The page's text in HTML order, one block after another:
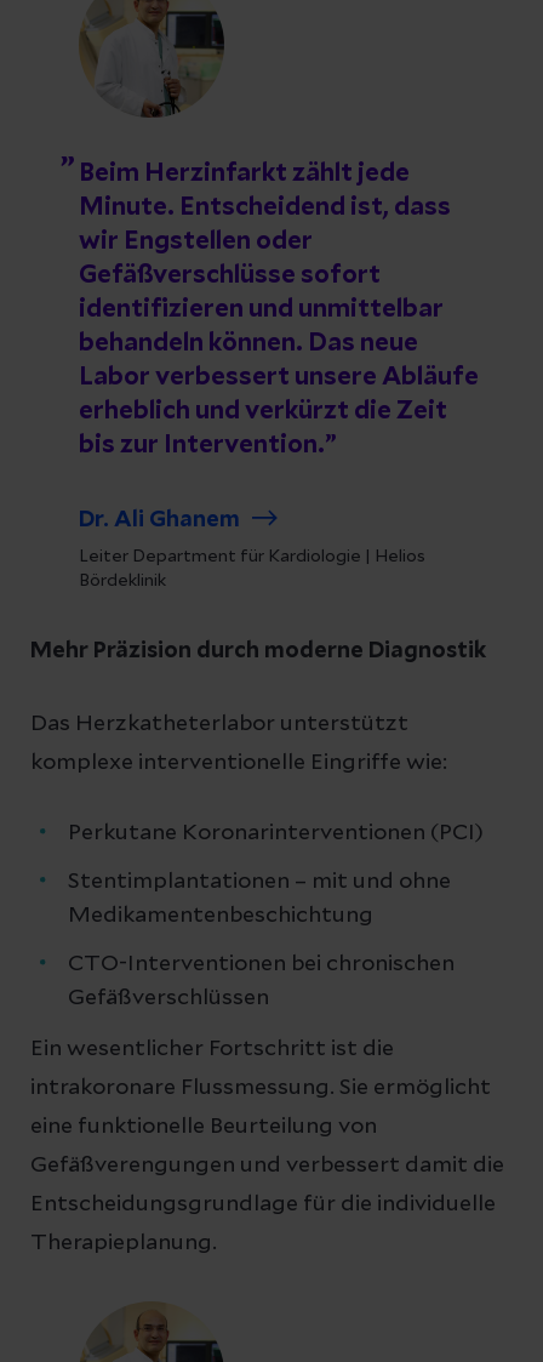
Leiter Department für Kardiologie | Helios
Bördeklinik
Beim Herzinfarkt zählt jede
Minute. Entscheidend ist, dass
wir Engstellen oder
Gefäßverschlüsse sofort
identifizieren und unmittelbar
behandeln können. Das neue
Labor verbessert unsere Abläufe
erheblich und verkürzt die Zeit
bis zur Intervention.
Dr. Ali Ghanem
Mehr Präzision durch moderne Diagnostik
Das Herzkatheterlabor unterstützt
komplexe interventionelle Eingriffe wie:
Perkutane Koronarinterventionen (PCI)
Stentimplantationen – mit und ohne
Medikamentenbeschichtung
CTO-Interventionen bei chronischen
Gefäßverschlüssen
Ein wesentlicher Fortschritt ist die
intrakoronare Flussmessung. Sie ermöglicht
eine funktionelle Beurteilung von
Gefäßverengungen und verbessert damit die
Entscheidungsgrundlage für die individuelle
Therapieplanung.